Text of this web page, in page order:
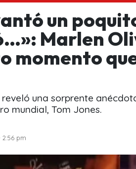
un
Marlen
momento
una sorprente
mundial, Tom Jones.
pm